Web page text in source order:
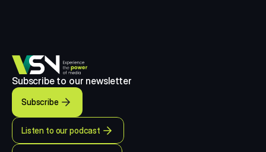
Subscribe to our newsletter
Subscribe
Listen to our podcast